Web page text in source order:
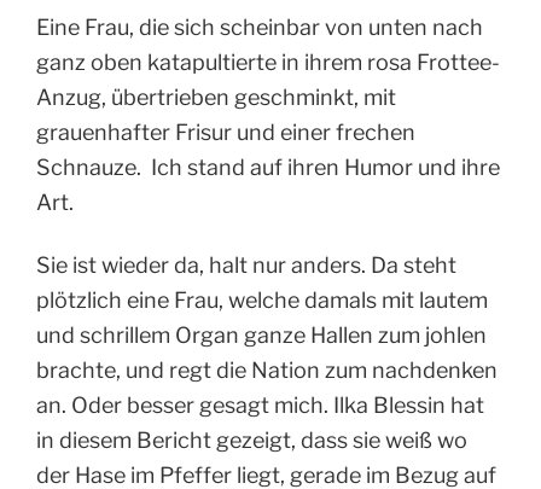
Eine Frau, die sich scheinbar von unten nach
ganz oben katapultierte in ihrem rosa Frottee-
Anzug, übertrieben geschminkt, mit
grauenhafter Frisur und einer frechen
Schnauze. Ich stand auf ihren Humor und ihre
Art.
Sie ist wieder da, halt nur anders. Da steht
plötzlich eine Frau, welche damals mit lautem
und schrillem Organ ganze Hallen zum johlen
brachte, und regt die Nation zum nachdenken
an. Oder besser gesagt mich. Ilka Blessin hat
in diesem Bericht gezeigt, dass sie weiß wo
der Hase im Pfeffer liegt, gerade im Bezug auf